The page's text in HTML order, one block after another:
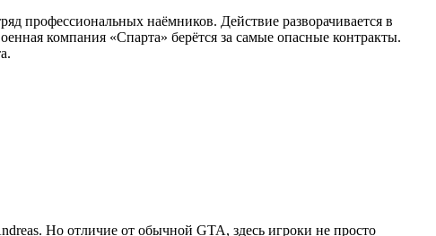
профессиональных наёмников. Действие разворачивается в
компания «Спарта» берётся за самые опасные контракты.
Но отличие от обычной GTA, здесь игроки не просто